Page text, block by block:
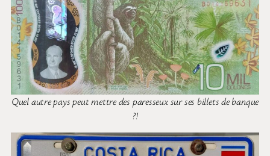
Quel autre pays peut mettre des paresseux sur ses billets de banque
?!